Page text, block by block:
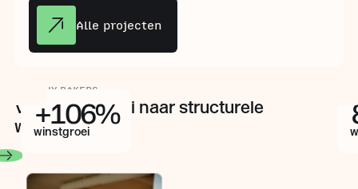
Alle projecten
+106%
winstgroei
HEALTHY BAKERS
Van omzetgroei naar structurele
winstgroei